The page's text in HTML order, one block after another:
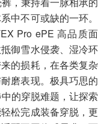
中不可或缺的一环。
Pro ePE 高品质面
御雪水侵袭、湿冷环
的损耗，在各类复杂
磨表现。极具巧思的
的穿脱难题，让探索
松完成装备穿脱，更